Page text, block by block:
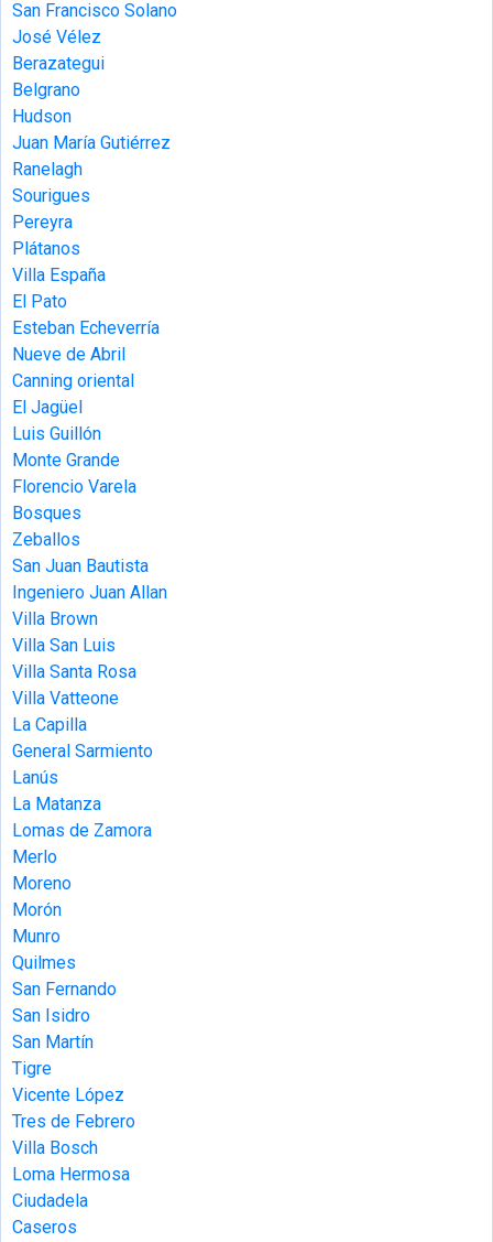
San Francisco Solano
José Vélez
Berazategui
Belgrano
Hudson
Juan María Gutiérrez
Ranelagh
Sourigues
Pereyra
Plátanos
Villa España
El Pato
Esteban Echeverría
Nueve de Abril
Canning oriental
El Jagüel
Luis Guillón
Monte Grande
Florencio Varela
Bosques
Zeballos
San Juan Bautista
Ingeniero Juan Allan
Villa Brown
Villa San Luis
Villa Santa Rosa
Villa Vatteone
La Capilla
General Sarmiento
Lanús
La Matanza
Lomas de Zamora
Merlo
Moreno
Morón
Munro
Quilmes
San Fernando
San Isidro
San Martín
Tigre
Vicente López
Tres de Febrero
Villa Bosch
Loma Hermosa
Ciudadela
Caseros